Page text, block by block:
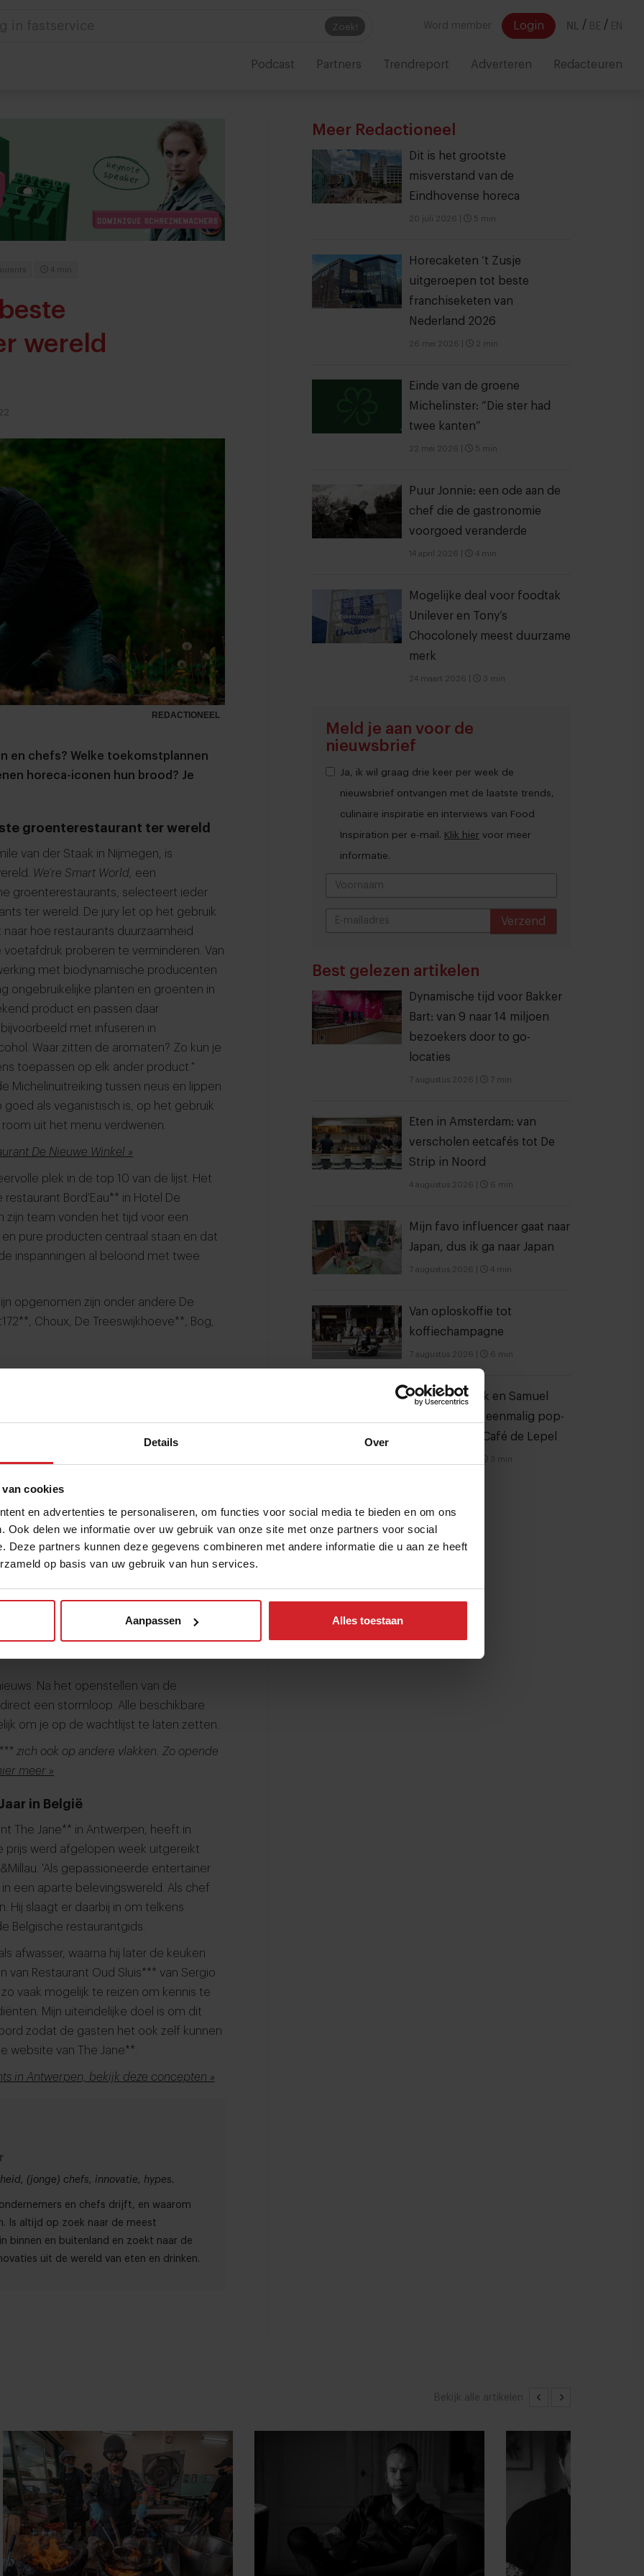
Details Over
cookies
en advertenties te personaliseren, om functies voor social media te bieden en om ons
Ook delen we informatie over uw gebruik van onze site met onze partners voor social
Deze partners kunnen deze gegevens combineren met andere informatie die u aan ze heeft
op basis van uw gebruik van hun services.
Aanpassen Alles toestaan
Zoek!
in foodservice Word member Login NL / BE / EN
Podcast Partners Trendreport Adverteren Redacteuren
4 min
wereld
REDACTIONEEL
en chefs? Welke toekomstplannen
horeca-iconen hun brood? Je
groenterestaurant ter wereld
van der Staak in Nijmegen, is
We’re Smart World, een
groenterestaurants, selecteert ieder
ter wereld. De jury let op het gebruik
hoe restaurants duurzaamheid
proberen te verminderen. Van
met biodynamische producenten
ongebruikelijke planten en groenten in
product en passen daar
met infuseren in
Waar zitten de aromaten? Zo kun je
toepassen op elk ander product."
Michelinuitreiking tussen neus en lippen
als veganistisch is, op het gebruik
uit het menu verdwenen.
De Nieuwe Winkel »
plek in de top 10 van de lijst. Het
Bord'Eau** in Hotel De
zijn team vonden het tijd voor een
pure producten centraal staan en dat
inspanningen al beloond met twee
opgenomen zijn onder andere De
Choux, De Treeswijkhoeve**, Bog,
opent in de lente van 2023
Dit is de tweede keer dat het Deense
In 2015 was de pop-up in Tokyo
seizoensgebonden producten uit de
aan de andere kant van de
research en voorbereidingswerk. Ook
zo lokaal en duurzaam mogelijk
lokale boeren, jagers, visser en
is geen Japans restaurant. Chef-kok
naar Japan: de groep bestaat uit een
en hun gezinsleden. Noma Kyoto is
Na het openstellen van de
een stormloop. Alle beschikbare
om je op de wachtlijst te laten zetten.
zich ook op andere vlakken. Zo opende
meer »
in België
The Jane** in Antwerpen, heeft in
prijs werd afgelopen week uitgereikt
'Als gepassioneerde entertainer
een aparte belevingswereld. Als chef
Hij slaagt er daarbij in om telkens
Belgische restaurantgids.
afwasser, waarna hij later de keuken
van Restaurant Oud Sluis*** van Sergio
vaak mogelijk te reizen om kennis te
Mijn uiteindelijke doel is om dit
zodat de gasten het ook zelf kunnen
website van The Jane**.
in Antwerpen, bekijk deze concepten »
(jonge) chefs, innovatie, hypes.
en chefs drijft, en waarom
Is altijd op zoek naar de meest
binnen en buitenland en zoekt naar de
uit de wereld van eten en drinken.
Meer Redactioneel
Dit is het grootste
misverstand van de
Eindhovense horeca
20 juli 2026 5 min
Horecaketen ‘t Zusje
uitgeroepen tot beste
franchiseketen van
Nederland 2026
26 mei 2026 2 min
Einde van de groene
Michelinster: “Die ster had
twee kanten”
22 mei 2026 5 min
Puur Jonnie: een ode aan de
chef die de gastronomie
voorgoed veranderde
14 april 2026 4 min
Mogelijke deal voor foodtak
Unilever en Tony’s
Chocolonely meest duurzame
merk
24 maart 2026 3 min
Meld je aan voor de
nieuwsbrief
Ja, ik wil graag drie keer per week de
nieuwsbrief ontvangen met de laatste trends,
culinaire inspiratie en interviews van Food
Inspiration per e-mail. Klik hier voor meer
informatie.
Verzend
Best gelezen artikelen
Dynamische tijd voor Bakker
Bart: van 9 naar 14 miljoen
bezoekers door to go-
locaties
7 augustus 2026 7 min
Eten in Amsterdam: van
verscholen eetcafés tot De
Strip in Noord
4 augustus 2026 6 min
Mijn favo influencer gaat naar
Japan, dus ik ga naar Japan
7 augustus 2026 4 min
Van oploskoffie tot
koffiechampagne
7 augustus 2026 6 min
Joris Bijdendijk en Samuel
Levie openen eenmalig pop-
uprestaurant Café de Lepel
3 min
Bekijk alle artikelen